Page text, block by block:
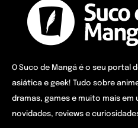
O Suco de Mangá é o seu portal
asiática e geek! Tudo sobre
dramas, games e muito mais em
novidades, reviews e